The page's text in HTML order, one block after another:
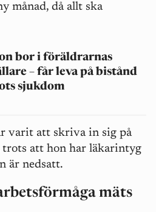
månad, då allt ska
bor i föräldrarnas
– får leva på bistånd
sjukdom
varit att skriva in sig på
att hon har läkarintyg
är nedsatt.
mäts